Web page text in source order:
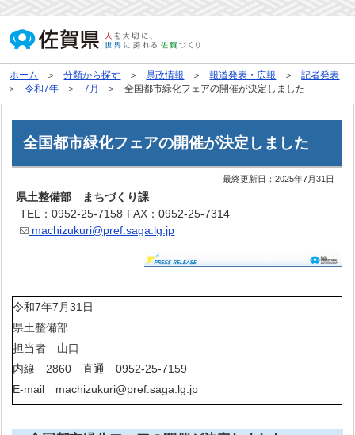
ホーム 分類から探す 県政情報 報道発表・広報
記者発表
令和7年
7月 全国都市緑化フェアの開催が決定しました
全国都市緑化フェアの開催が決定しました
最終更新日：2025年7月31日
県土整備部 まちづくり課
TEL：0952-25-7158 FAX：0952-25-7314
machizukuri@pref.saga.lg.jp
令和7年7月31日
県土整備部
担当者 山口
内線 2860 直通 0952-25-7159
E-mail machizukuri@pref.saga.lg.jp